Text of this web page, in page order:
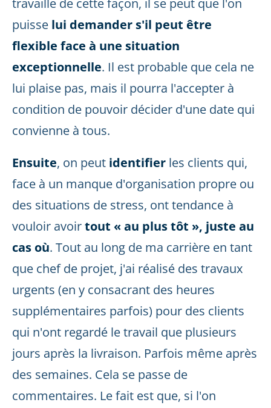
travaille de cette façon, il se peut que l'on
puisse lui demander s'il peut être
flexible face à une situation
exceptionnelle. Il est probable que cela ne
lui plaise pas, mais il pourra l'accepter à
condition de pouvoir décider d'une date qui
convienne à tous.
Ensuite, on peut identifier les clients qui,
face à un manque d'organisation propre ou
des situations de stress, ont tendance à
vouloir avoirtout « au plus tôt », juste au
cas où. Tout au long de ma carrière en tant
que chef de projet, j'ai réalisé des travaux
urgents (en y consacrant des heures
supplémentaires parfois) pour des clients
qui n'ont regardé le travail que plusieurs
jours après la livraison. Parfois même après
des semaines. Cela se passe de
commentaires. Le fait est que, si l'on